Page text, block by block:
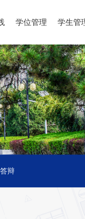
学位管理 学生管
辩